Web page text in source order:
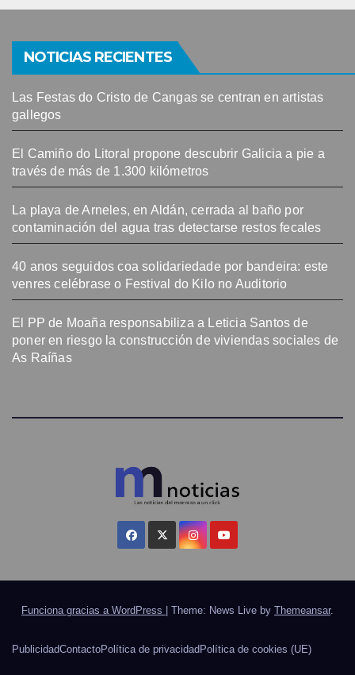
NOTICIAS RECIENTES
Las Festas do Cristo de Cangas se centran en artistas
gallegos
El Camiño do Litoral propone descubrir Galicia a pie a
través de más de 1.300 kilómetros
La playa de Arneles, en Aldán, cerrada al baño por
contaminación del agua tras detectarse restos fecales
40 anos seguidos coa solidariedade por bandeira: este
venres celébrase o Festival do Kilo no Auditorio
El PP de Moaña responsabiliza a Leticia Santos de
poner en riesgo la construcción de viviendas sociales de
As Raíñas
Funciona gracias a WordPress Theme: News Live by Themeansar.
PublicidadContactoPolítica de privacidad Política de cookies (UE)